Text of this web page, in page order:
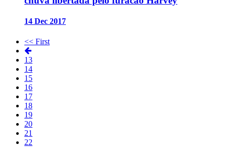
14 Dec 2017
<< First
13
14
15
16
17
18
19
20
21
22